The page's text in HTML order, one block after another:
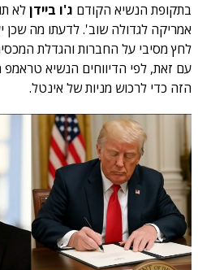
בתקופת הנשיא הקודם ג'ו ביידןלא
אמריקה לגדולה שוב'. לדעתו מה
לחץ מסיבי על החברות והגדלת
עם זאת, לפי הדיווחים הנשיא
הזה כדי לרכוש מניות של אינטל.